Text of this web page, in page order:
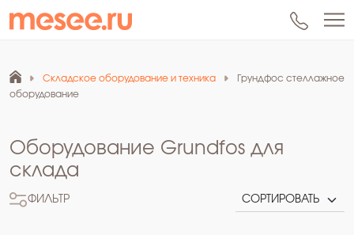
Складское оборудование и техника
Грундфос стеллажное
оборудование
Оборудование Grundfos для
склада
ФИЛЬТР